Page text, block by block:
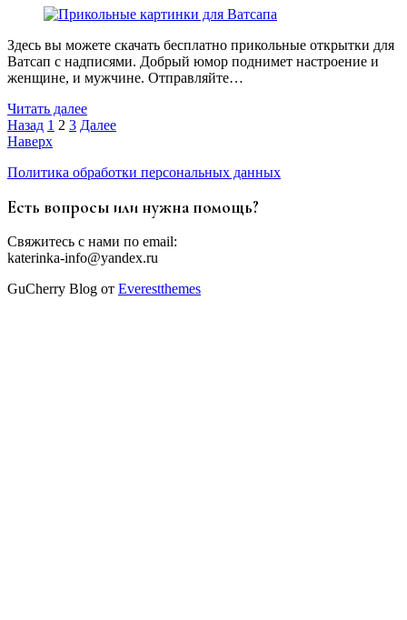
Здесь вы можете скачать бесплатно прикольные открытки для
Ватсап с надписями. Добрый юмор поднимет настроение и
женщине, и мужчине. Отправляйте…
Читать далее
Пагинация
записей
Назад 1 2 3 Далее
Наверх
Политика обработки персональных данных
Есть вопросы или нужна помощь?
Свяжитесь с нами по email:
katerinka-info@yandex.ru
GuCherry Blog от Everestthemes